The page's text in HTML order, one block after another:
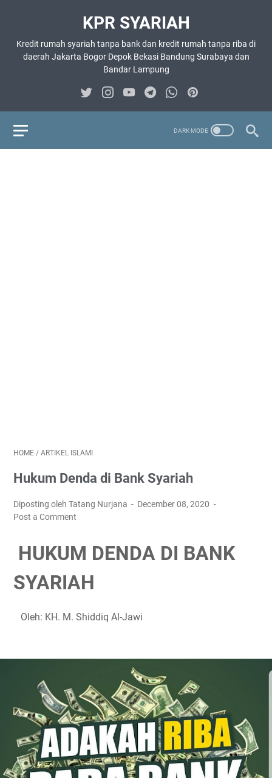
KPR SYARIAH
Kredit rumah syariah tanpa bank dan kredit rumah tanpa riba di
daerah Jakarta Bogor Depok Bekasi Bandung Surabaya dan
Bandar Lampung
HOME / ARTIKEL ISLAMI
Hukum Denda di Bank Syariah
Diposting oleh Tatang Nurjana
December 08, 2020
Post a Comment
HUKUM DENDA DI BANK
SYARIAH
Oleh: KH. M. Shiddiq Al-Jawi